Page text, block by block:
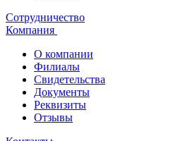
Сотрудничество
Компания
О компании
Филиалы
Свидетельства
Документы
Реквизиты
Отзывы